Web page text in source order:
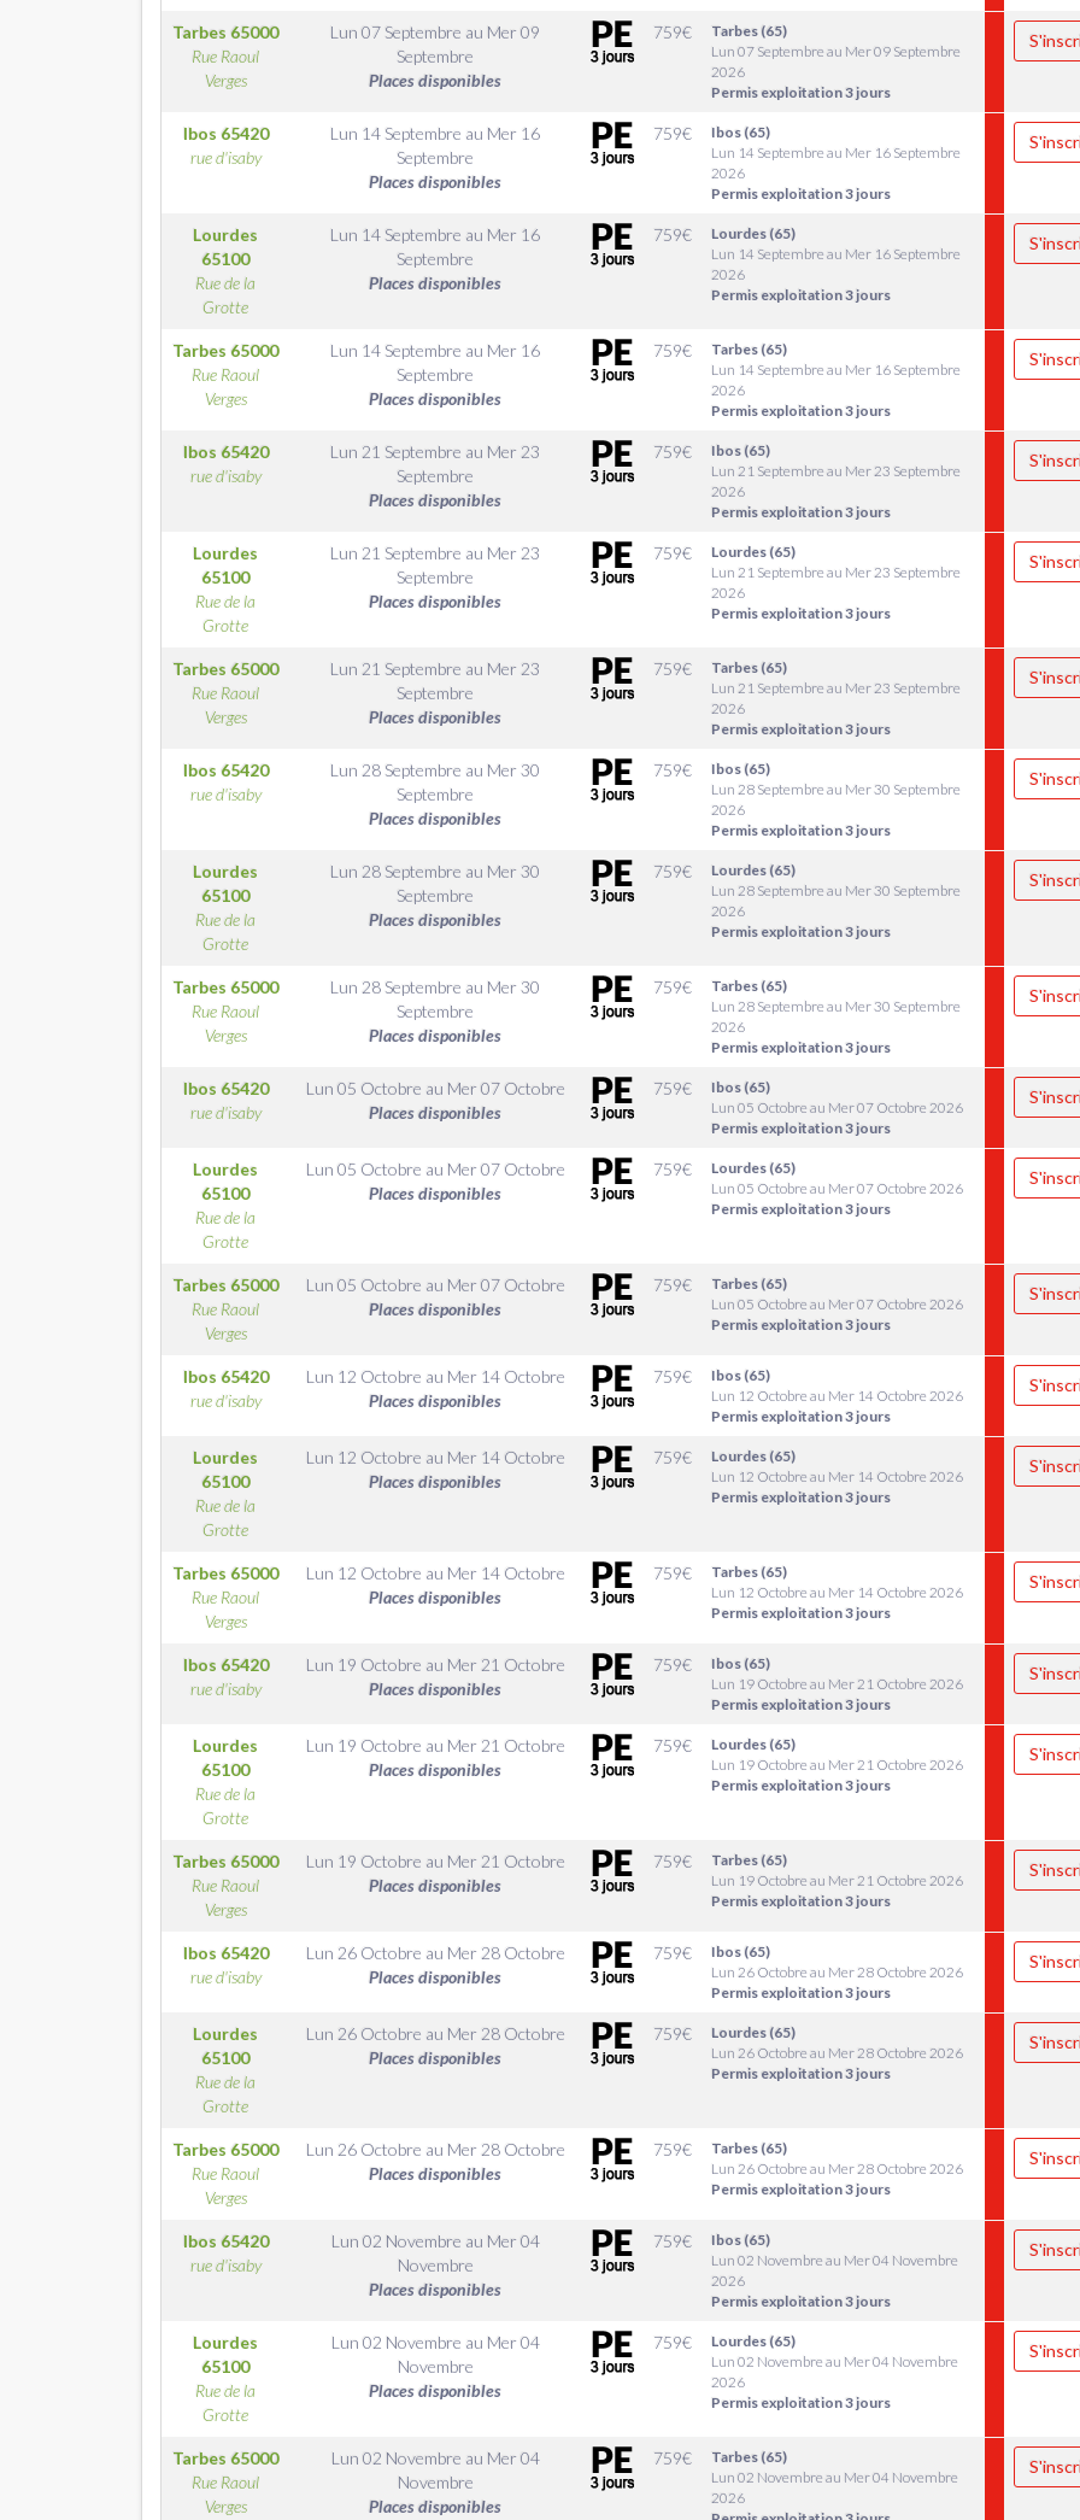
Tarbes 65000
Rue Raoul
Verges
Lun 07 Septembre au Mer 09
Septembre
Places disponibles
759€
Tarbes (65)
Lun 07 Septembre au Mer 09 Septembre
2026
Permis exploitation 3 jours
Ibos 65420
rue d'isaby
Lun 14 Septembre au Mer 16
Septembre
Places disponibles
759€
Ibos (65)
Lun 14 Septembre au Mer 16 Septembre
2026
Permis exploitation 3 jours
Lourdes
65100
Rue de la
Grotte
Lun 14 Septembre au Mer 16
Septembre
Places disponibles
759€
Lourdes (65)
Lun 14 Septembre au Mer 16 Septembre
2026
Permis exploitation 3 jours
Tarbes 65000
Rue Raoul
Verges
Lun 14 Septembre au Mer 16
Septembre
Places disponibles
759€
Tarbes (65)
Lun 14 Septembre au Mer 16 Septembre
2026
Permis exploitation 3 jours
Ibos 65420
rue d'isaby
Lun 21 Septembre au Mer 23
Septembre
Places disponibles
759€
Ibos (65)
Lun 21 Septembre au Mer 23 Septembre
2026
Permis exploitation 3 jours
Lourdes
65100
Rue de la
Grotte
Lun 21 Septembre au Mer 23
Septembre
Places disponibles
759€
Lourdes (65)
Lun 21 Septembre au Mer 23 Septembre
2026
Permis exploitation 3 jours
Tarbes 65000
Rue Raoul
Verges
Lun 21 Septembre au Mer 23
Septembre
Places disponibles
759€
Tarbes (65)
Lun 21 Septembre au Mer 23 Septembre
2026
Permis exploitation 3 jours
Ibos 65420
rue d'isaby
Lun 28 Septembre au Mer 30
Septembre
Places disponibles
759€
Ibos (65)
Lun 28 Septembre au Mer 30 Septembre
2026
Permis exploitation 3 jours
Lourdes
65100
Rue de la
Grotte
Lun 28 Septembre au Mer 30
Septembre
Places disponibles
759€
Lourdes (65)
Lun 28 Septembre au Mer 30 Septembre
2026
Permis exploitation 3 jours
Tarbes 65000
Rue Raoul
Verges
Lun 28 Septembre au Mer 30
Septembre
Places disponibles
759€
Tarbes (65)
Lun 28 Septembre au Mer 30 Septembre
2026
Permis exploitation 3 jours
Ibos 65420
rue d'isaby
Lun 05 Octobre au Mer 07 Octobre
Places disponibles
759€
Ibos (65)
Lun 05 Octobre au Mer 07 Octobre 2026
Permis exploitation 3 jours
Lourdes
65100
Rue de la
Grotte
Lun 05 Octobre au Mer 07 Octobre
Places disponibles
759€
Lourdes (65)
Lun 05 Octobre au Mer 07 Octobre 2026
Permis exploitation 3 jours
Tarbes 65000
Rue Raoul
Verges
Lun 05 Octobre au Mer 07 Octobre
Places disponibles
759€
Tarbes (65)
Lun 05 Octobre au Mer 07 Octobre 2026
Permis exploitation 3 jours
Ibos 65420
rue d'isaby
Lun 12 Octobre au Mer 14 Octobre
Places disponibles
759€
Ibos (65)
Lun 12 Octobre au Mer 14 Octobre 2026
Permis exploitation 3 jours
Lourdes
65100
Rue de la
Grotte
Lun 12 Octobre au Mer 14 Octobre
Places disponibles
759€
Lourdes (65)
Lun 12 Octobre au Mer 14 Octobre 2026
Permis exploitation 3 jours
Tarbes 65000
Rue Raoul
Verges
Lun 12 Octobre au Mer 14 Octobre
Places disponibles
759€
Tarbes (65)
Lun 12 Octobre au Mer 14 Octobre 2026
Permis exploitation 3 jours
Ibos 65420
rue d'isaby
Lun 19 Octobre au Mer 21 Octobre
Places disponibles
759€
Ibos (65)
Lun 19 Octobre au Mer 21 Octobre 2026
Permis exploitation 3 jours
Lourdes
65100
Rue de la
Grotte
Lun 19 Octobre au Mer 21 Octobre
Places disponibles
759€
Lourdes (65)
Lun 19 Octobre au Mer 21 Octobre 2026
Permis exploitation 3 jours
Tarbes 65000
Rue Raoul
Verges
Lun 19 Octobre au Mer 21 Octobre
Places disponibles
759€
Tarbes (65)
Lun 19 Octobre au Mer 21 Octobre 2026
Permis exploitation 3 jours
Ibos 65420
rue d'isaby
Lun 26 Octobre au Mer 28 Octobre
Places disponibles
759€
Ibos (65)
Lun 26 Octobre au Mer 28 Octobre 2026
Permis exploitation 3 jours
Lourdes
65100
Rue de la
Grotte
Lun 26 Octobre au Mer 28 Octobre
Places disponibles
759€
Lourdes (65)
Lun 26 Octobre au Mer 28 Octobre 2026
Permis exploitation 3 jours
Tarbes 65000
Rue Raoul
Verges
Lun 26 Octobre au Mer 28 Octobre
Places disponibles
759€
Tarbes (65)
Lun 26 Octobre au Mer 28 Octobre 2026
Permis exploitation 3 jours
Ibos 65420
rue d'isaby
Lun 02 Novembre au Mer 04
Novembre
Places disponibles
759€
Ibos (65)
Lun 02 Novembre au Mer 04 Novembre
2026
Permis exploitation 3 jours
Lourdes
65100
Rue de la
Grotte
Lun 02 Novembre au Mer 04
Novembre
Places disponibles
759€
Lourdes (65)
Lun 02 Novembre au Mer 04 Novembre
2026
Permis exploitation 3 jours
Tarbes 65000
Rue Raoul
Verges
Lun 02 Novembre au Mer 04
Novembre
Places disponibles
759€
Tarbes (65)
Lun 02 Novembre au Mer 04 Novembre
2026